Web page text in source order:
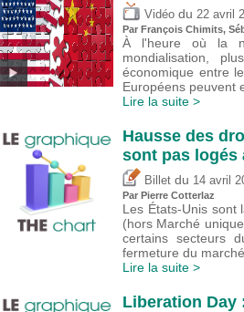
Vidéo du 22 avril
Par François Chimits,
À l'heure où la
mondialisation,
économique entre
Européens peuvent
Lire la suite >
Hausse des
sont pas logés
Billet du 14 avril
Par Pierre Cotterlaz
Les États-Unis sont
(hors Marché
certains secteurs
fermeture du
Lire la suite >
Liberation Day